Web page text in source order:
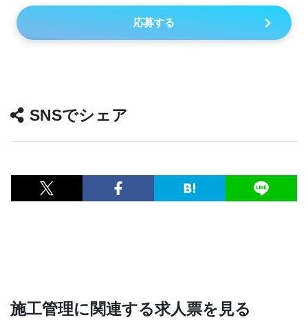
応募する
SNSでシェア
施工管理に関連する求人票を見る